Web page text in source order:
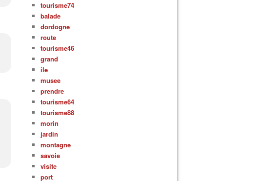
tourisme74
balade
dordogne
route
tourisme46
grand
ile
musee
prendre
tourisme64
tourisme88
morin
jardin
montagne
savoie
visite
port